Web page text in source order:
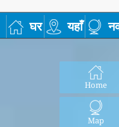
घर यहाँ
Home
Map